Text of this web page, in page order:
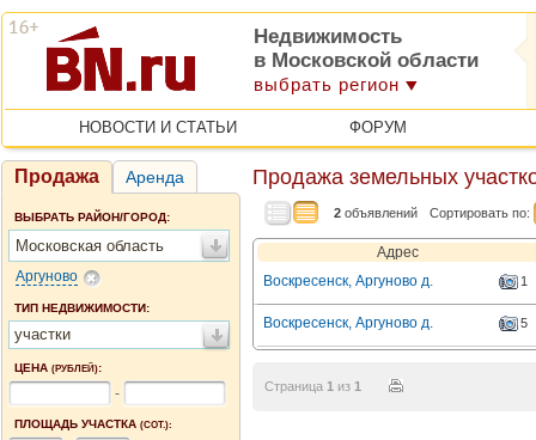
Недвижимость
в Московской области
выбрать регион
НОВОСТИ И СТАТЬИ ФОРУМ
Продажа Аренда
ВЫБРАТЬ РАЙОН/ГОРОД:
Московская область
Аргуново
ТИП НЕДВИЖИМОСТИ:
участки
ЦЕНА (РУБЛЕЙ):
-
ПЛОЩАДЬ УЧАСТКА (СОТ.):
Продажа земельных
2 объявлений Сортировать по:
Адрес
Воскресенск, Аргуново д.
1
Воскресенск, Аргуново д. 5
Страница 1 из 1